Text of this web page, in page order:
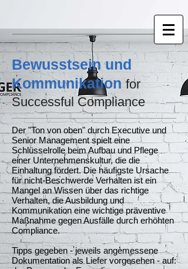
Bewusstsein und
Kommunikation for
Successful Compliance
Der "Ton von oben" durch Executive und
Senior Management spielt eine
Schlüsselrolle beim Aufbau und Pflege
einer Unternehmenskultur, die die
Einhaltung fördert. Die häufigste Ursache
für nicht-Beschwerde Verhalten ist ein
Mangel an Wissen über das richtige
Verhalten, die Ausbildung und
Kommunikation eine wichtige präventive
Maßnahme gegen Ausfälle durch erhöhten
Compliance.
Tipps gegeben - jeweils angemessene
Dokumentation als Liefer vorgesehen - auf: